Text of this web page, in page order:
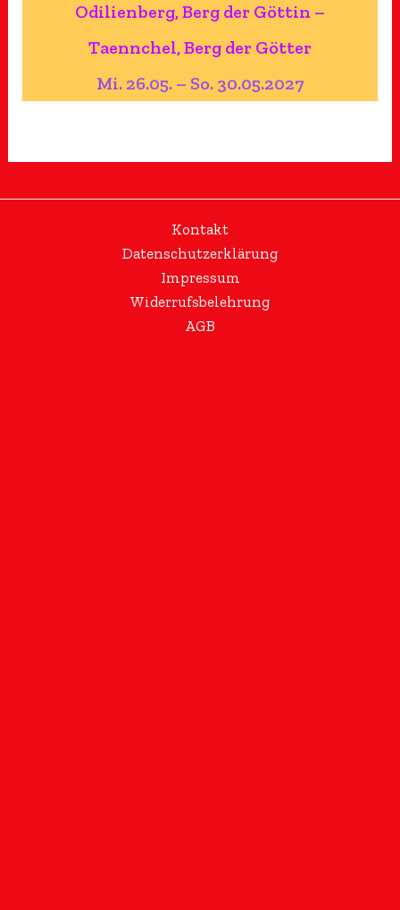
Odilienberg, Berg der Göttin –
Taennchel, Berg der Götter
Mi. 26.05. – So. 30.05.2027
Kontakt
Datenschutzerklärung
Impressum
Widerrufsbelehrung
AGB